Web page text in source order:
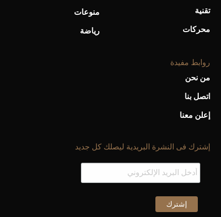
تقنية
محركات
منوعات
رياضة
روابط مفيدة
من نحن
اتصل بنا
إعلن معنا
إشترك فى النشرة البريدية ليصلك كل جديد